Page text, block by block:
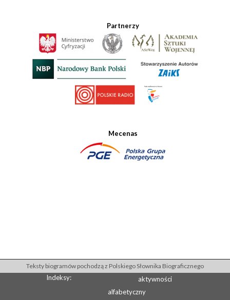
Partnerzy
Mecenas
Teksty biogramów pochodzą z Polskiego Słownika Biograficznego
Indeksy:
aktywności
alfabetyczny